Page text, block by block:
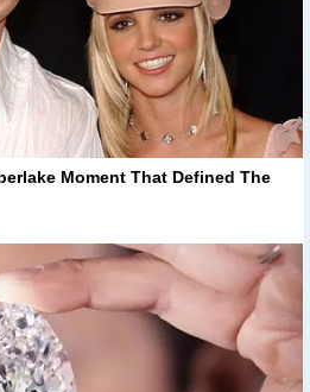
Moment That Defined The